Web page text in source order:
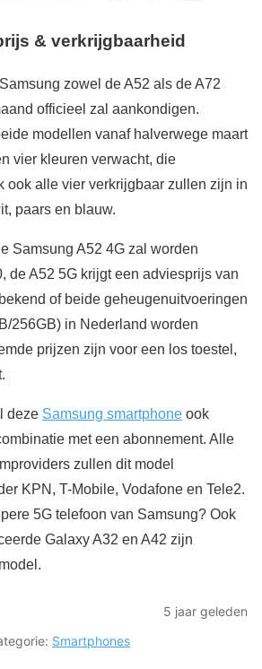
rijs & verkrijgbaarheid
zowel de A52 als de A72
officieel zal aankondigen.
modellen vanaf halverwege maart
vier kleuren verwacht, die
ook alle vier verkrijgbaar zullen zijn in
paars en blauw.
Samsung A52 4G zal worden
de A52 5G krijgt een adviesprijs van
of beide geheugenuitvoeringen
256GB) in Nederland worden
prijzen zijn voor een los toestel,
deze Samsung smartphone ook
met een abonnement. Alle
zullen dit model
KPN, T-Mobile, Vodafone en Tele2.
5G telefoon van Samsung? Ook
Galaxy A32 en A42 zijn
5 jaar geleden
Smartphones